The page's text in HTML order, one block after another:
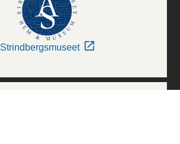
Strindbergsmuseet